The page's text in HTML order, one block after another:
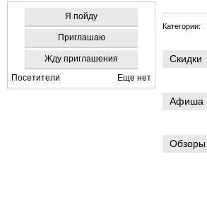
Я пойду
Приглашаю
Жду приглашения
Посетители
Еще нет
Категории:
Скидки
Афиша
Обзоры